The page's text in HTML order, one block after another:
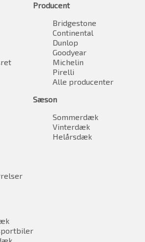
Producent
Bridgestone
Continental
Dunlop
Goodyear
Michelin
Pirelli
Alle producenter
Sæson
Sommerdæk
Vinterdæk
Helårsdæk